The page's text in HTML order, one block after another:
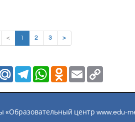
< 1 (current)
2 3 >
Mail.Ru TelegramWhatsAppOdnoklassniki
Email
центр www.edu-